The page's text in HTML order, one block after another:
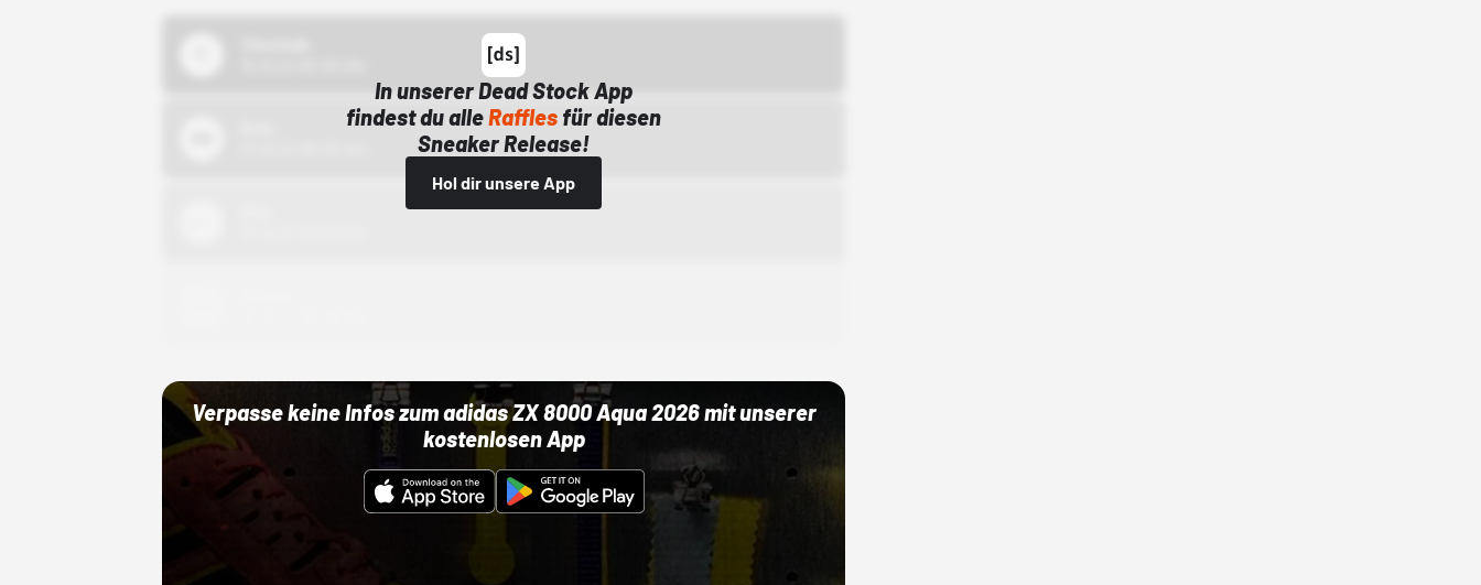
In unserer Dead Stock App
findest du alleRaffles für diesen
Sneaker Release!
Hol dir unsere App
Verpasse keine Infos zum adidas ZX 8000 Aqua 2026 mit unserer
kostenlosen App